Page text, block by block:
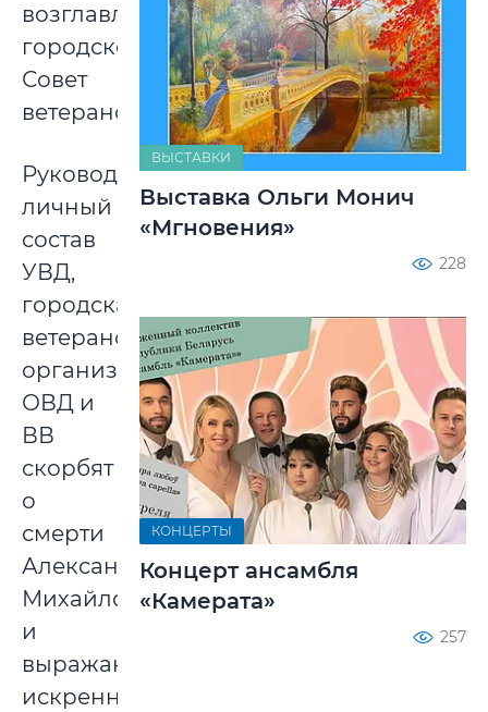
возглавлял
городской
Совет
ветеранов.
Руководство,
личный
состав
УВД,
городская
ветеранская
организация
ОВД и
ВВ
скорбят
о
смерти
Александра
Михайловича
и
выражают
искреннее
ВЫСТАВКИ
Выставка Ольги Монич
«Мгновения»
228
КОНЦЕРТЫ
Концерт ансамбля
«Камерата»
257